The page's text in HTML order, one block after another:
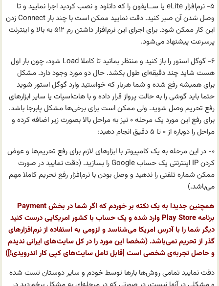
۵- نرم‌افزار eLite یا ســایفون را که دانلود و نصب کردید اجرا نمایید و تا
وصل شدن آن صبر کنید. دقت نمایید ممکن است با چند بار Connect زدن
این کار ممکن شود. برای اجرای این نرم‌افزار داشتن رم ۵۱۲ به بالا و اینترنت
پرسرعت پیشنهاد می‌شود.
۶- گوگل استور را باز کنید و منتظر بمانید تا کاملا Load شود، چون بار اول
هست شاید چند دقیقه‌ای طول بکشد. حال دو مورد وجود دارد. مشکل
برای همیشه رفع شده و شما هربار که خواستید وارد گوگل استور شوید
حتما باید گوشی را به حالت پرواز قرار داده و با هات‌اسپات یا سایر ابزارهای
رفع تحریم وصل شوید. ولی ممکن است برای برخی‌ها مشکل پابرجا باشد.
برای رفع این مورد یک مرحله ۰ نیز به مراحل بالا بصورت زیر اضافه کرده و
مراحل را دوباره از ۰ تا ۵ دقیق انجام دهید:
۰- در این مرحله به یک کامپیوتر با ابزارهای لازم برای رفع تحریم‌ها و عوض
کردن IP اینترنتی یک حساب Google‌ را بسازید. (دقت نمایید در صورت
ممکن شماره تلفنی را ندهید و وصل بودن با نرم‌افزار رفع تحریم کاملا مهم
می‌باشد.)
همچنین جدیدا به یک نکته بر خوردم که اگر شما در بخش Payment
برنامه Play Store وارد شده و یک حساب با کشور امریکایی درست کنید
دیگر شما را با آدرس امریکا می‌شناسد و لزومی به استفاده از نرم‌افزارهای
گذر از تحریم نمی‌باشد. (شخصا این مورد را در کل سایت‌های ایرانی ندیدم
و حاصل تجربه‌ی شخصی است [قابل تامل سایت‌های کپی کار اندرویدی!])
دقت نمایید تمامی روش‌ها بارها توسط خودم و سایر دوستان تست شده